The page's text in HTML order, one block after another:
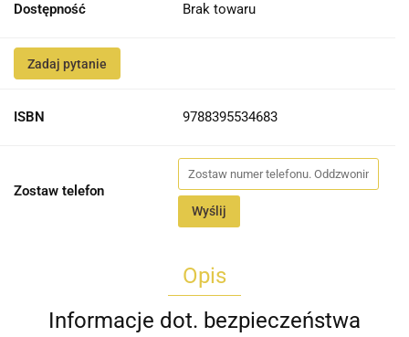
Dostępność Brak towaru
Zadaj pytanie
ISBN 9788395534683
Zostaw telefon
Wyślij
Opis
Informacje dot. bezpieczeństwa